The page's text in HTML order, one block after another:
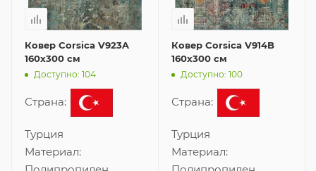
Ковер Corsica V923A
160x300 см
Доступно: 104
Страна:
Турция
Материал:
Ковер Corsica V914B
160x300 см
Доступно: 100
Страна:
Турция
Материал: